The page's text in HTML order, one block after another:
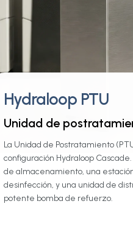
Hydraloop PTU
Unidad de
La Unidad de Postratamiento
configuración Hydraloop
de almacenamiento, una
desinfección, y una unidad de
potente bomba de refuerzo.